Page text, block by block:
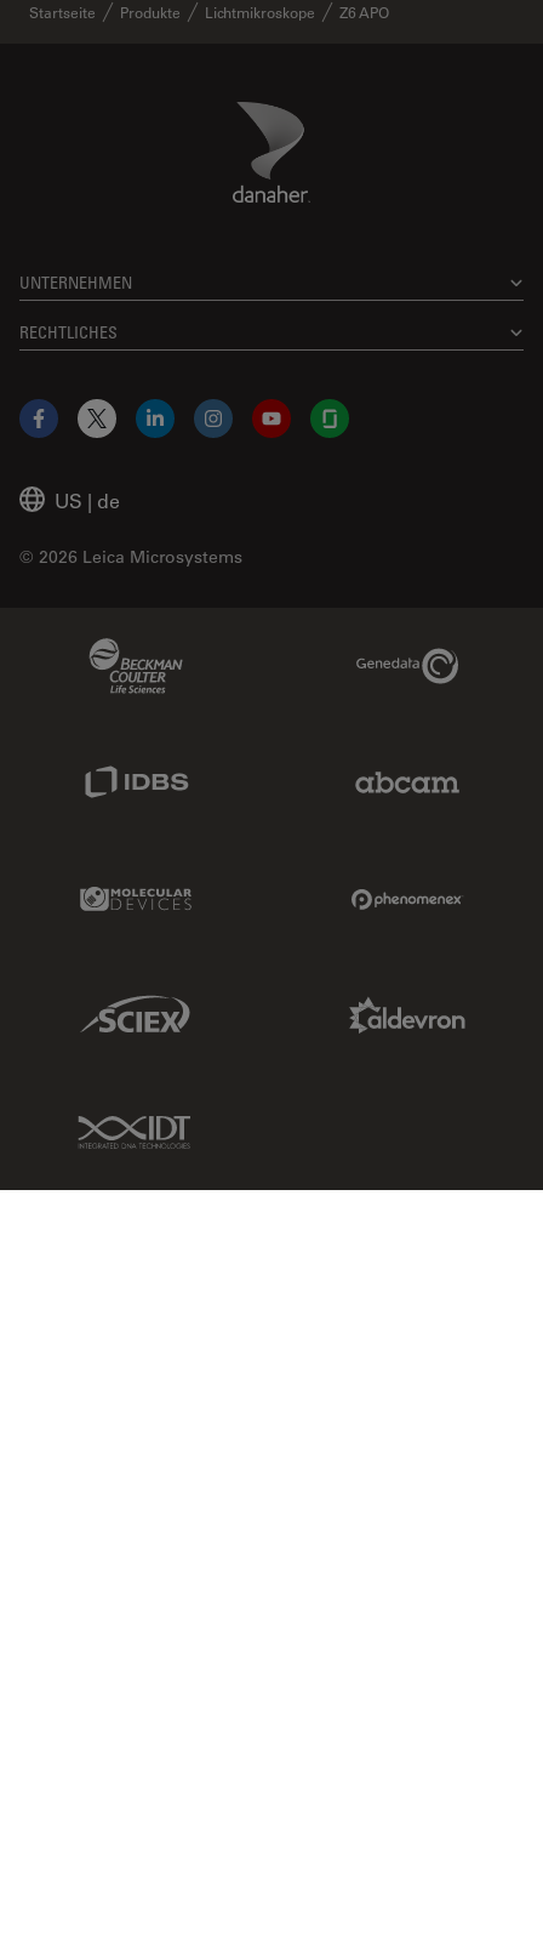
Startseite Produkte Lichtmikroskope Z6 APO
Danaher Logo
UNTERNEHMEN
RECHTLICHES
US | de
© 2026 Leica Microsystems
Facebook
X LinkedInInstagramYouTubeGlassdoor
Genedata Link
Molecular Devices Link
Sciex Link
IDT Link